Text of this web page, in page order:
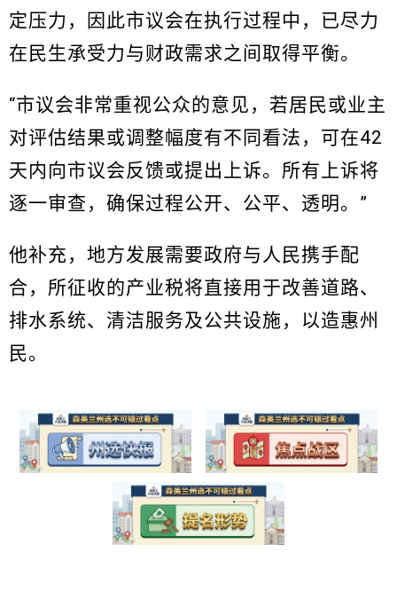
定压力，因此市议会在执行过程中，已尽力
在民生承受力与财政需求之间取得平衡。
“市议会非常重视公众的意见，若居民或业主
对评估结果或调整幅度有不同看法，可在42
天内向市议会反馈或提出上诉。所有上诉将
逐一审查，确保过程公开、公平、透明。”
他补充，地方发展需要政府与人民携手配
合，所征收的产业税将直接用于改善道路、
排水系统、清洁服务及公共设施，以造惠州
民。